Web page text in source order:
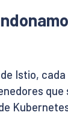
Istio,
que